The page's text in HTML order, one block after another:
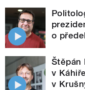
o
Štěpán
v
v